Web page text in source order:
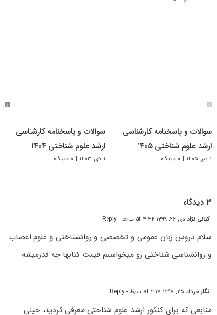
سوالات و پاسخنامه کارشناسی
ارشد علوم شناختی ۱۴۰۵
۱ تیر, ۱۴۰۵ | ۰ دیدگاه
سوالات و پاسخنامه کارشناسی
ارشد علوم شناختی ۱۴۰۴
۱ دی, ۱۴۰۳ | ۰ دیدگاه
۳ دیدگاه
کیانی نژاددی ۲۶, ۱۳۹۹ at ۴:۳۴ ب٫ظ - Reply
سلام دروس زبان عمومی و تخصصی و روانشناختی و علوم اعصاب
و روانشناسی شناختی رو میخواستم قیمت کتابها چه قدرمیشه
نگار خرداد ۲۵, ۱۳۹۸ at ۳:۱۷ ب٫ظ - Reply
منابعی که برای کنکور ارشد علوم شناختی معرفی کردید، خیلی